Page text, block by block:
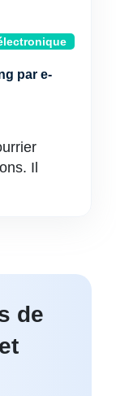
par e-
Il
de